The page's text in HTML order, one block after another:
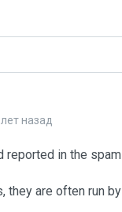
назад
in the
they are often run